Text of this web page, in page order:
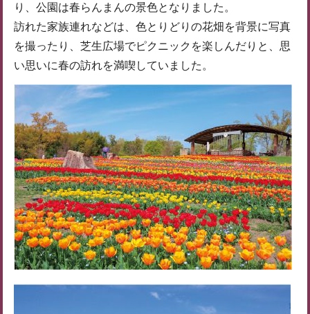
り、公園は春らんまんの景色となりました。
訪れた家族連れなどは、色とりどりの花畑を背景に写真
を撮ったり、芝生広場でピクニックを楽しんだりと、思
い思いに春の訪れを満喫していました。